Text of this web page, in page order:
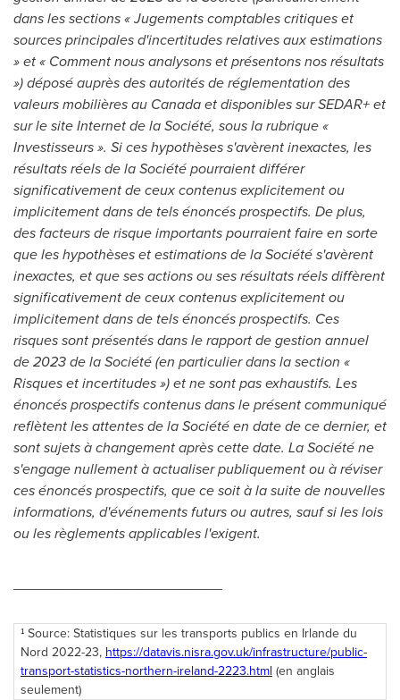
dans les sections « Jugements comptables critiques et
sources principales d'incertitudes relatives aux estimations
» et « Comment nous analysons et présentons nos résultats
») déposé auprès des autorités de réglementation des
valeurs mobilières au Canadaet disponibles sur SEDAR+ et
sur le site Internet de la Société, sous la rubrique «
Investisseurs ». Si ces hypothèses s'avèrent inexactes, les
résultats réels de la Société pourraient différer
significativement de ceux contenus explicitement ou
implicitement dans de tels énoncés prospectifs. De plus,
des facteurs de risque importants pourraient faire en sorte
que les hypothèses et estimations de la Société s'avèrent
inexactes, et que ses actions ou ses résultats réels diffèrent
significativement de ceux contenus explicitement ou
implicitement dans de tels énoncés prospectifs. Ces
risques sont présentés dans le rapport de gestion annuel
de 2023 de la Société (en particulier dans la section «
Risques et incertitudes ») et ne sont pas exhaustifs. Les
énoncés prospectifs contenus dans le présent communiqué
reflètent les attentes de la Société en date de ce dernier, et
sont sujets à changement après cette date. La Société ne
s'engage nullement à actualiser publiquement ou à réviser
ces énoncés prospectifs, que ce soit à la suite de nouvelles
informations, d'événements futurs ou autres, sauf si les lois
ou les règlements applicables l'exigent.
1 Source: Statistiques sur les transports publics en Irlande du
Nord 2022-23, https://datavis.nisra.gov.uk/infrastructure/public-
transport-statistics-northern-ireland-2223.html (en anglais
seulement)